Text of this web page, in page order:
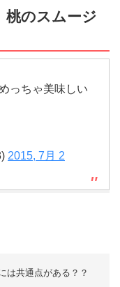
桃のスムージ
っちゃ美味しい
2015, 7月 2
は共通点がある？？